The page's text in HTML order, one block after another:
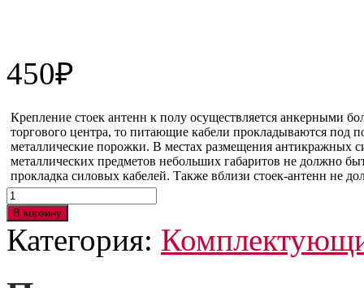
450₽
Крепление стоек антенн к полу осуществляется анкерными
торгового центра, то питающие кабели прокладываются под
металлические порожки. В местах размещения антикражных
металлических предметов небольших габаритов не должно
прокладка силовых кабелей. Также вблизи стоек-антенн не
Количество
товара
Монтажный
комплект
для
ворот
В корзину
Категория: